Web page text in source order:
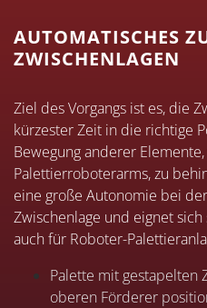
AUTOMATISCHES
ZWISCHENLAGEN
Ziel des Vorgangs ist es, die
kürzester Zeit in die richtige
Bewegung anderer
Palettierroboterarms, zu
eine große Autonomie bei
Zwischenlage und eignet
auch für Roboter-
Palette mit gestapelten
oberen Förderer